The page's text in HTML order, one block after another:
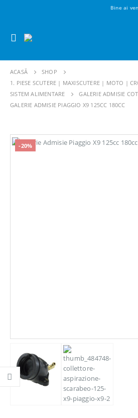
Bine ai
ACASĂ
SHOP
1. PIESE SCUTERE | MAXISCUTERE | MOTO |
SISTEM ALIMENTARE
GALERIE ADMISIE
GALERIE ADMISIE PIAGGIO X9 125CC 180CC
-20%